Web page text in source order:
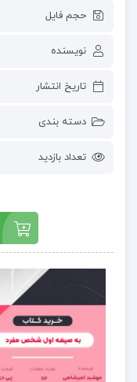
حجم فایل
نویسنده
تاریخ انتشار
دسته بندی
تعداد بازدید